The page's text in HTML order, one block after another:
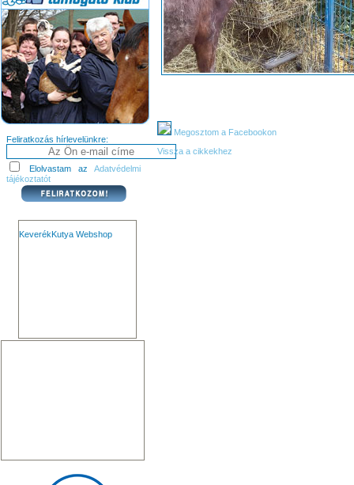
Feliratkozás hírlevelünkre:
Elolvastam az Adatvédelmi
tájékoztatót
KeverékKutya Webshop
Megosztom a Facebookon
Vissza a cikkekhez